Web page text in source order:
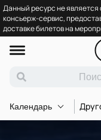
Данный ресурс не
консьерж-сервис,
доставке билетов на
Календарь